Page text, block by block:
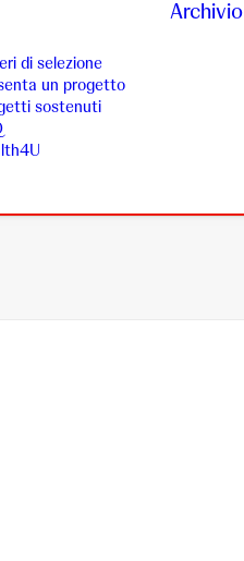
di selezione
un progetto
sostenuti
Archivio